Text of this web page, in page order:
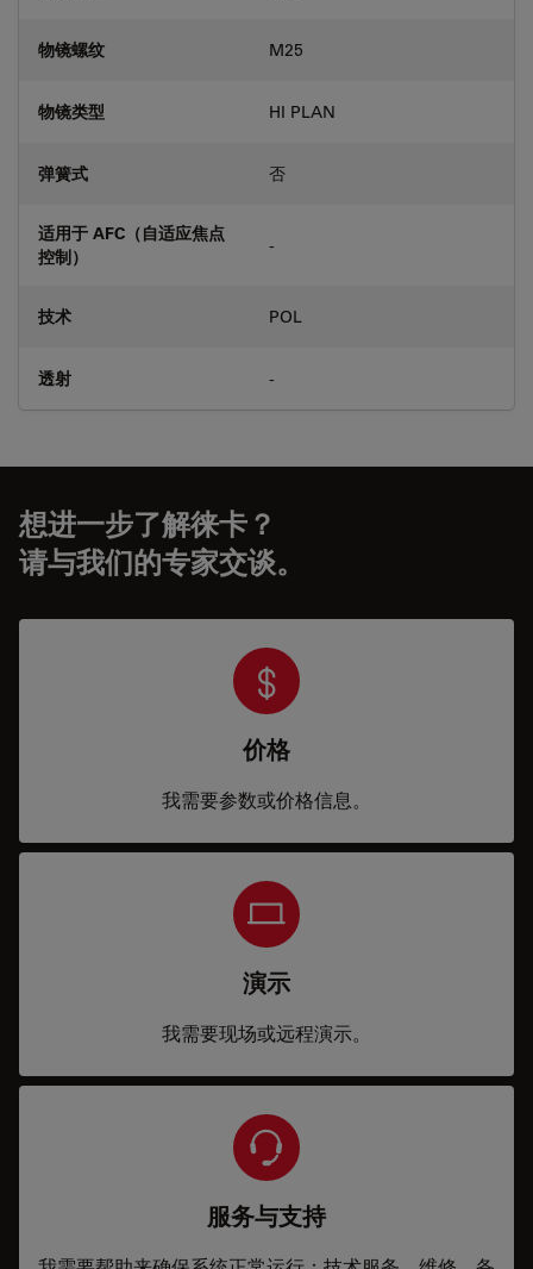
物镜螺纹 M25
物镜类型 HI PLAN
弹簧式 否
适用于 AFC（自适应焦点
控制）
-
技术 POL
透射 -
想进一步了解徕卡？
请与我们的专家交谈。
价格
我需要参数或价格信息。
演示
我需要现场或远程演示。
服务与支持